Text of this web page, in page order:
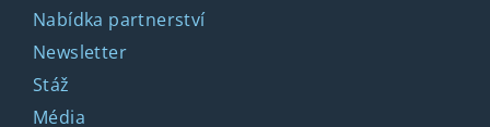
Nabídka partnerství
Newsletter
Stáž
Média